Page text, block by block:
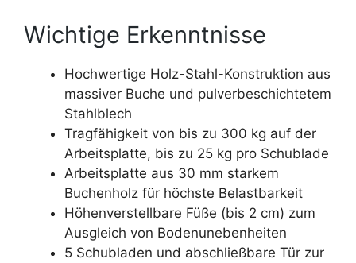
Wichtige Erkenntnisse
Hochwertige Holz-Stahl-Konstruktion aus
massiver Buche und pulverbeschichtetem
Stahlblech
Tragfähigkeit von bis zu 300 kg auf der
Arbeitsplatte, bis zu 25 kg pro Schublade
Arbeitsplatte aus 30 mm starkem
Buchenholz für höchste Belastbarkeit
Höhenverstellbare Füße (bis 2 cm) zum
Ausgleich von Bodenunebenheiten
5 Schubladen und abschließbare Tür zur